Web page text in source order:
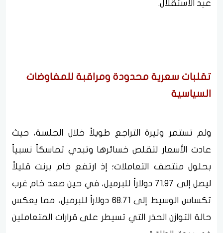
عيد الاستقلال.
تقلبات سعرية محدودة ومراقبة للمفاوضات
السياسية
ولم تستمر وتيرة التراجع طويلاً خلال الجلسة، حيث
عادت الأسعار لتقلص خسائرها وتبدي تماسكاً نسبياً
بحلول منتصف التعاملات؛ إذ ارتفع خام برنت قليلاً
ليصل إلى 71.97 دولاراً للبرميل، في حين صعد خام غرب
تكساس الوسيط إلى 68.71 دولاراً للبرميل، مما يعكس
حالة التوازن الحذر التي تسيطر على قرارات المتعاملين